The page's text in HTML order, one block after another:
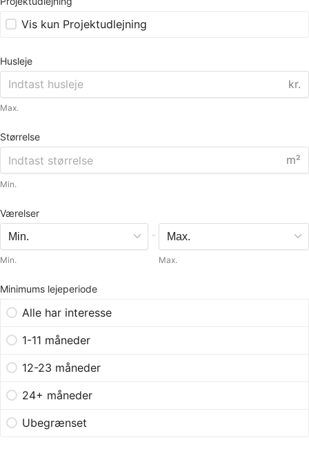
Vis kun Projektudlejning
Husleje
kr.
Max.
Størrelse
m²
Min.
Værelser
Min.
-
Max.
Minimums lejeperiode
Alle har interesse
1-11 måneder
12-23 måneder
24+ måneder
Ubegrænset